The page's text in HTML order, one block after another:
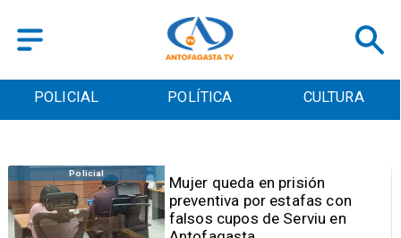
POLICIAL POLÍTICA CULTURA
Videos
Video | Choferes del
TransAntofagasta piden
sistema mixto de pago